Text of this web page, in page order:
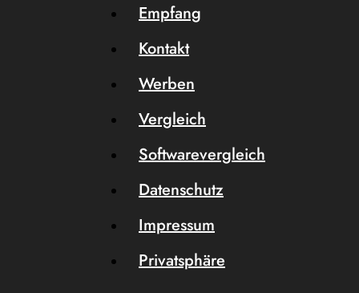
Empfang
Kontakt
Werben
Vergleich
Softwarevergleich
Datenschutz
Impressum
Privatsphäre